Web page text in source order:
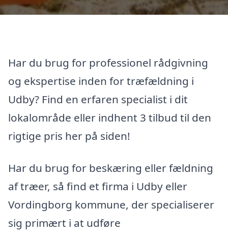
Har du brug for professionel rådgivning
og ekspertise inden for træfældning i
Udby? Find en erfaren specialist i dit
lokalområde eller indhent 3 tilbud til den
rigtige pris her på siden!
Har du brug for beskæring eller fældning
af træer, så find et firma i Udby eller
Vordingborg kommune, der specialiserer
sig primært i at udføre